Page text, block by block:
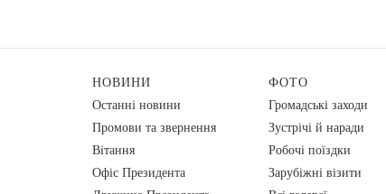
НОВИНИ
Останні новини
Промови та звернення
Вiтання
Офіс Президента
ФОТО
Громадські заходи
Зустрічі й наради
Робочі поїздки
Зарубіжні візити